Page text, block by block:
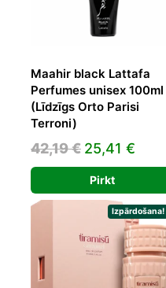
Maahir black Lattafa
Perfumes unisex 100ml
(Līdzīgs Orto Parisi
Terroni)
42,19€ Original
price
was:
42,19 €.
25,41 €
is:
Pirkt
Izpārdošana!